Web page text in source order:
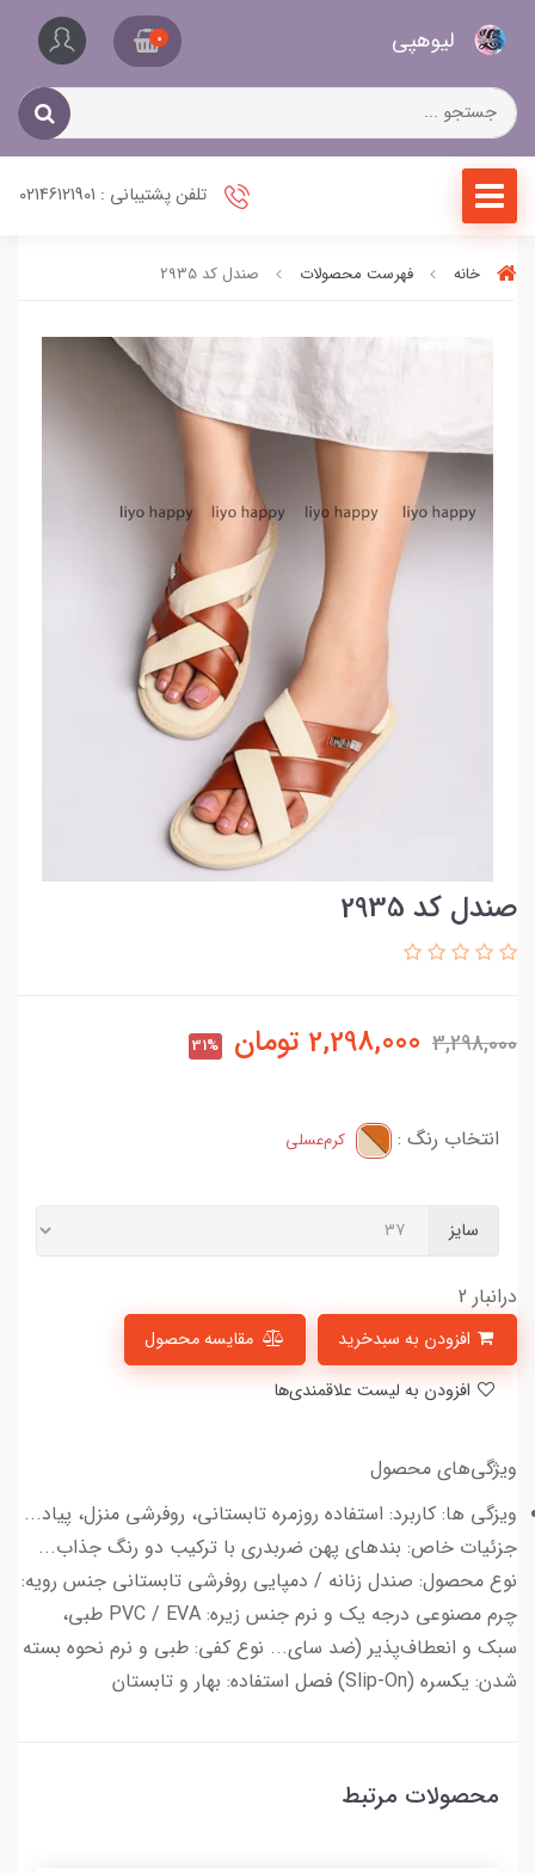
لیو‌هپی 0
تلفن پشتیبانی : 02146121901
خانه فهرست محصولات صندل کد 2935
صندل کد 2935
3,298,000
2,298,000 تومان 31%
انتخاب رنگ : کرم‌عسلی
سایز
درانبار 2
مقایسه محصول
ویژگی‌های محصول
ویزگی ها: کاربرد: استفاده روزمره تابستانی، روفرشی منزل، پیاد...
جزئیات خاص: بندهای پهن ضربدری با ترکیب دو رنگ جذاب...
نوع محصول: صندل زنانه / دمپایی روفرشی تابستانی جنس رویه:
چرم مصنوعی درجه یک و نرم جنس زیره: PVC / EVA طبی،
سبک و انعطاف‌پذیر (ضد سای... نوع کفی: طبی و نرم نحوه بسته
شدن: یکسره (Slip-On) فصل استفاده: بهار و تابستان
محصولات مرتبط